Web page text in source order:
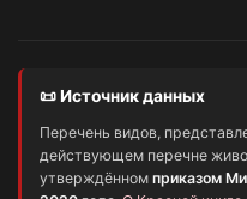
📜 Источник данных
Перечень видов,
действующем перечне
утверждённом приказом